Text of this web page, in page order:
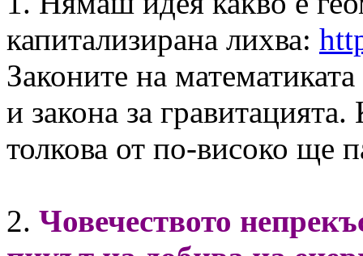
капитализирана лихва:
Законите на
и закона за
толкова от по-високо ще
2. Човечеството